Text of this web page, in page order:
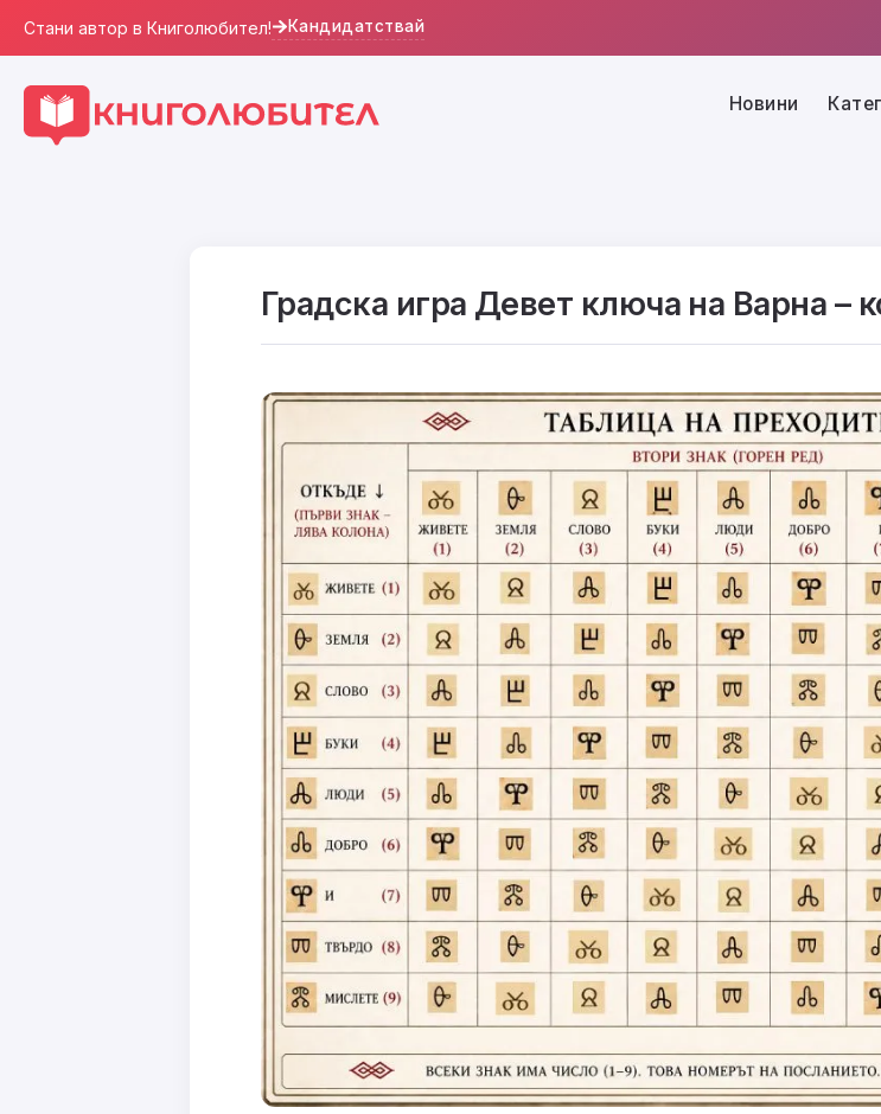
Стани автор в Книголюбител! Кандидатствай
Новини
Градска игра Девет ключа на Варна –